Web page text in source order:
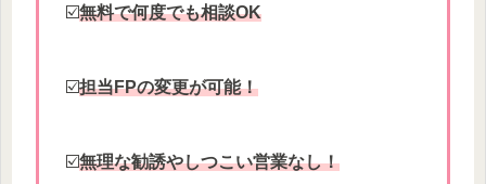
☑️無料で何度でも相談OK
☑️担当FPの変更が可能！
☑️無理な勧誘やしつこい営業なし！